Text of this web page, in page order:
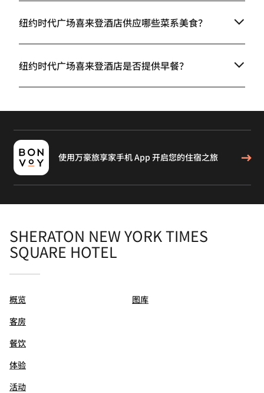
纽约时代广场喜来登酒店供应哪些菜系美食？
纽约时代广场喜来登酒店是否提供早餐？
使用万豪旅享家手机 App 开启您的住宿之旅
SHERATON NEW YORK TIMES
SQUARE HOTEL
概览
客房
餐饮
体验
活动
图库